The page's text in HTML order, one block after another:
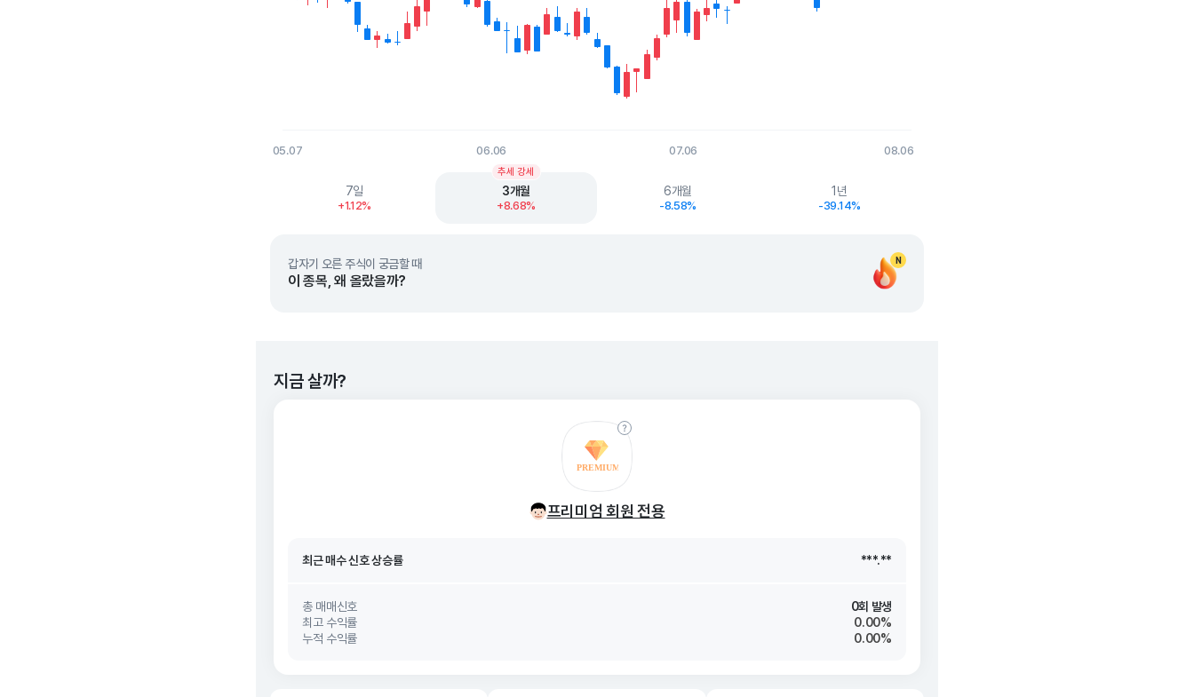
05.07 06.06 07.06 08.06
7일
+1.12%
3개월
+8.68%
추세 강세
6개월
-8.58%
1년
-39.14%
N
갑자기 오른 주식이 궁금할 때
이 종목, 왜 올랐을까?
지금 살까?
프리미엄 회원 전용
최근 매수 신호26. 08/07 ***.**
총 매매신호
0회 발생
최고 수익률
0.00%
누적 수익률
0.00%